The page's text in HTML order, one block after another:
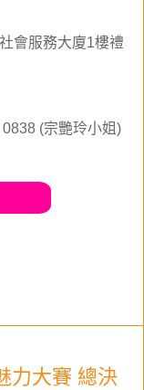
會服務大廈1樓禮
(宗艷玲小姐)
力大賽 總決